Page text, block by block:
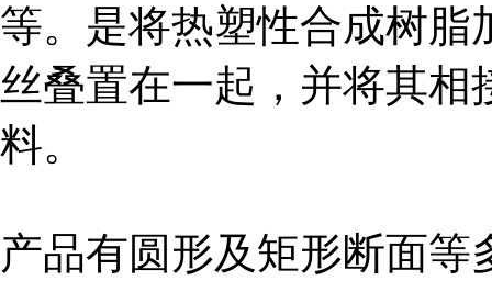
等。是将热塑性合成树脂
丝叠置在一起，并将其
料。
产品有圆形及矩形断面